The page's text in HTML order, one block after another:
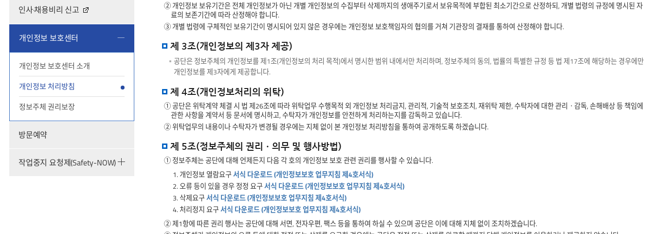
인사·채용비리 신고
개인정보 보호센터
개인정보 보호센터 소개
개인정보 처리방침
정보주체 권리보장
방문예약
작업중지 요청제(Safety-NOW)
② 개인정보 보유기간은 전체 개인정보가 아닌 개별 개인정보의 수집부터 삭제까지의 생애주기로서 보유목적에 부합된 최소기간으로 산정하되, 개별 법령의 규정에 명시된 자
료의 보존기간에 따라 산정해야 합니다.
③ 개별 법령에 구체적인 보유기간이 명시되어 있지 않은 경우에는 개인정보 보호책임자의 협의를 거쳐 기관장의 결재를 통하여 산정해야 합니다.
제 3조(개인정보의 제3자 제공)
공단은 정보주체의 개인정보를 제1조(개인정보의 처리 목적)에서 명시한 범위 내에서만 처리하며, 정보주체의 동의, 법률의 특별한 규정 등 법 제17조에 해당하는 경우에만
개인정보를 제3자에게 제공합니다.
제 4조(개인정보처리의 위탁)
① 공단은 위탁계약 체결 시 법 제26조에 따라 위탁업무 수행목적 외 개인정보 처리금지, 관리적, 기술적 보호조치, 재위탁 제한, 수탁자에 대한 관리ㆍ감독, 손해배상 등 책임에
관한 사항을 계약서 등 문서에 명시하고, 수탁자가 개인정보를 안전하게 처리하는지를 감독하고 있습니다.
② 위탁업무의 내용이나 수탁자가 변경될 경우에는 지체 없이 본 개인정보 처리방침을 통하여 공개하도록 하겠습니다.
제 5조(정보주체의 권리ㆍ의무 및 행사방법)
① 정보주체는 공단에 대해 언제든지 다음 각 호의 개인정보 보호 관련 권리를 행사할 수 있습니다.
1. 개인정보 열람요구서식 다운로드 (개인정보보호 업무지침 제4호서식)
2. 오류 등이 있을 경우 정정 요구서식 다운로드 (개인정보보호 업무지침 제4호서식)
3. 삭제요구서식 다운로드 (개인정보보호 업무지침 제4호서식)
4. 처리정지 요구서식 다운로드 (개인정보보호 업무지침 제4호서식)
② 제1항에 따른 권리 행사는 공단에 대해 서면, 전자우편, 팩스 등을 통하여 하실 수 있으며 공단은 이에 대해 지체 없이 조치하겠습니다.